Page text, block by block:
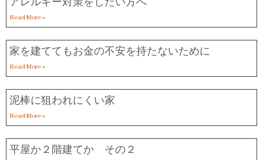
Read More »
家を建ててもお金の不安を持たないために
Read More »
泥棒に狙われにくい家
Read More »
平屋か２階建てか その２